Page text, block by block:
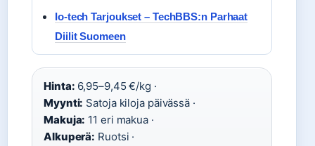
Io-tech Tarjoukset – TechBBS:n Parhaat
Diilit Suomeen
Hinta: 6,95–9,45 €/kg ·
Myynti: Satoja kiloja päivässä ·
Makuja: 11 eri makua ·
Alkuperä: Ruotsi ·